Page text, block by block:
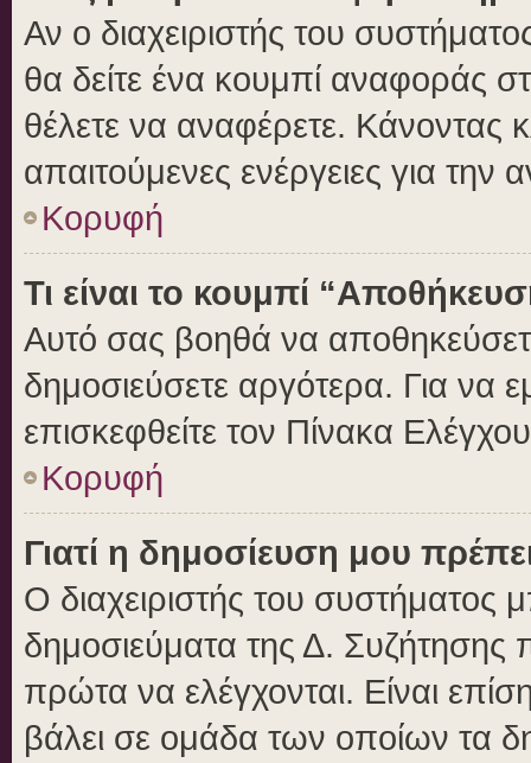
Αν ο διαχειριστής του
θα δείτε ένα κουμπί αναφοράς
θέλετε να αναφέρετε. Κάνοντας
απαιτούμενες ενέργειες για την
Κορυφή
Τι είναι το κουμπί
Αυτό σας βοηθά να
δημοσιεύσετε αργότερα. Για να
επισκεφθείτε τον Πίνακα
Κορυφή
Γιατί η δημοσίευση μου
Ο διαχειριστής του συστήματος
δημοσιεύματα της Δ. Συζήτησης
πρώτα να ελέγχονται. Είναι
βάλει σε ομάδα των οποίων τα